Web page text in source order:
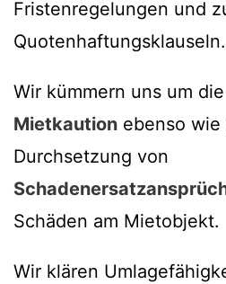
Fristenregelungen und
Quotenhaftungsklauseln.
Wir kümmern uns um
Mietkaution ebenso wie
Durchsetzung von
Schäden am Mietobjekt.
Wir klären